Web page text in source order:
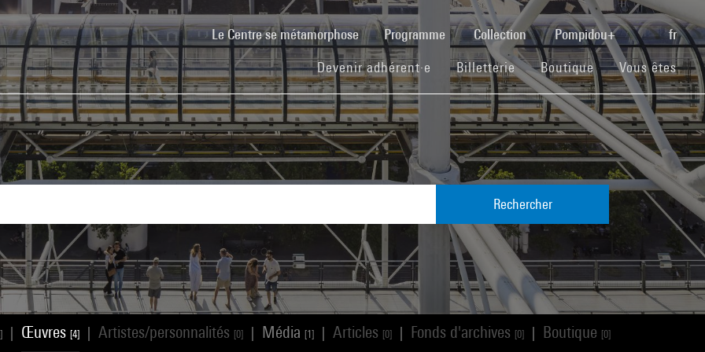
Le Centre se métamorphose(current)Programme Collection Pompidou+ fr
Devenir adhérent·e (current)
Billetterie(current)Boutique(current)Vous êtes
Rechercher
Œuvres [4] Artistes/personnalités [0] Média [1] Articles [0] Fonds d'archives [0] Boutique [0]